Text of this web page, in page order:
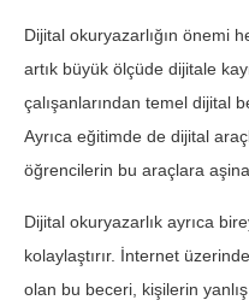
Dijital okuryazarlığın önemi
artık büyük ölçüde dijitale
çalışanlarından temel dijital
Ayrıca eğitimde de dijital
öğrencilerin bu araçlara
Dijital okuryazarlık ayrıca
kolaylaştırır. İnternet
olan bu beceri, kişilerin